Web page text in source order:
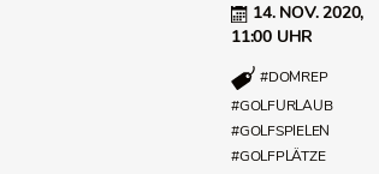
14. NOV. 2020,
11:00 UHR
#DOMREP
#GOLFURLAUB
#GOLFSPIELEN
#GOLFPLÄTZE